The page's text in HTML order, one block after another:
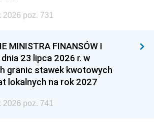
poz. 731
MINISTRA FINANSÓW I
dnia 23 lipca 2026 r. w
granic stawek kwotowych
lokalnych na rok 2027
poz. 741